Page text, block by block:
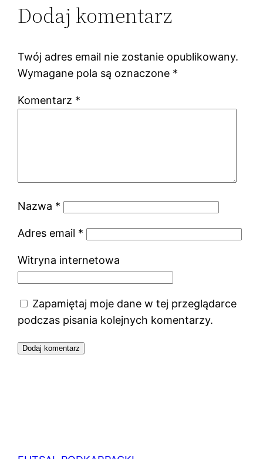
Dodaj komentarz
Twój adres email nie zostanie opublikowany.
Wymagane pola są oznaczone *
Komentarz *
Nazwa *
Adres email *
Witryna internetowa
Zapamiętaj moje dane w tej przeglądarce
podczas pisania kolejnych komentarzy.